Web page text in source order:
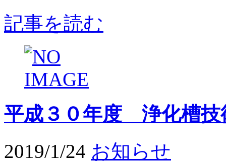
記事を読む
平成３０年度 浄化槽技
2019/1/24 お知らせ